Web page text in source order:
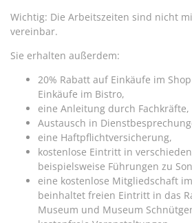
Wichtig: Die Arbeitszeiten sind nicht
vereinbar.
Sie erhalten außerdem:
20% Rabatt auf Einkäufe im
Einkäufe im Bistro,
eine Anleitung durch Fachkräfte,
Austausch in
eine Haftpflichtversicherung,
kostenlose Eintritt in
beispielsweise Führungen zu
eine kostenlose Mitgliedschaft
beinhaltet freien Eintritt in das
Museum und Museum